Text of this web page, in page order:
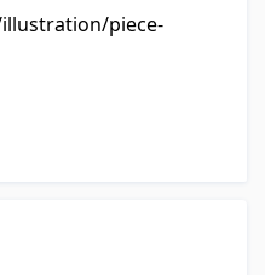
piece-